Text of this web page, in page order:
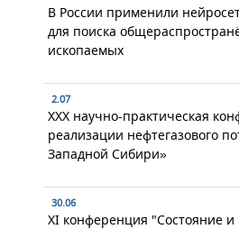
В России применили
для поиска
ископаемых
2.07
XXX научно-практическая
реализации нефтегазового
Западной Сибири»
30.06
XI конференция "Состояние и